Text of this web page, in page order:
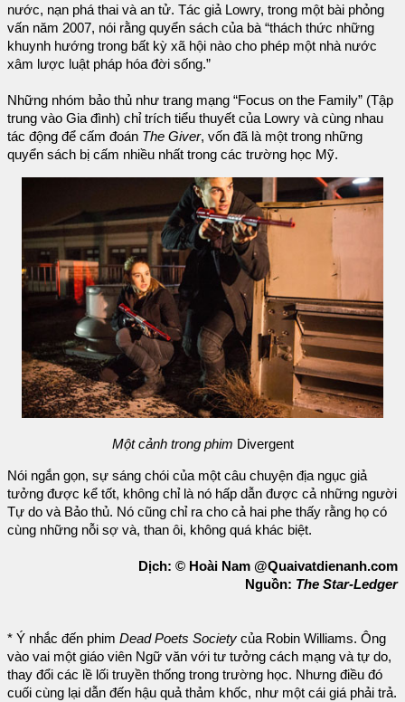
nước, nạn phá thai và an tử. Tác giả Lowry, trong một bài phỏng
vấn năm 2007, nói rằng quyển sách của bà “thách thức những
khuynh hướng trong bất kỳ xã hội nào cho phép một nhà nước
xâm lược luật pháp hóa đời sống.”
Những nhóm bảo thủ như trang mạng “Focus on the Family” (Tập
trung vào Gia đình) chỉ trích tiểu thuyết của Lowry và cùng nhau
tác động để cấm đoán The Giver, vốn đã là một trong những
quyển sách bị cấm nhiều nhất trong các trường học Mỹ.
Một cảnh trong phim Divergent
Nói ngắn gọn, sự sáng chói của một câu chuyện địa ngục giả
tưởng được kể tốt, không chỉ là nó hấp dẫn được cả những người
Tự do và Bảo thủ. Nó cũng chỉ ra cho cả hai phe thấy rằng họ có
cùng những nỗi sợ và, than ôi, không quá khác biệt.
Dịch: © Hoài Nam @Quaivatdienanh.com
Nguồn: The Star-Ledger
* Ý nhắc đến phim Dead Poets Society của Robin Williams. Ông
vào vai một giáo viên Ngữ văn với tư tưởng cách mạng và tự do,
thay đổi các lề lối truyền thống trong trường học. Nhưng điều đó
cuối cùng lại dẫn đến hậu quả thảm khốc, như một cái giá phải trả.